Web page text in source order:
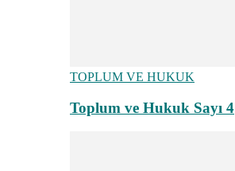
TOPLUM VE HUKUK
Toplum ve Hukuk Sayı 4